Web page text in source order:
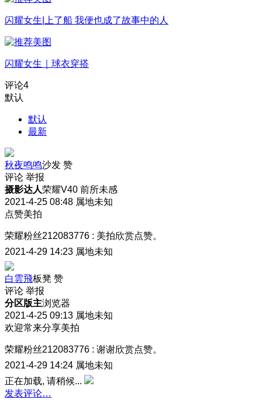
闪耀女生|上了船 我便也成了故事中的人
闪耀女生｜球衣穿搭
评论4
默认
默认
最新
秋夜鸣鸣沙发 赞
评论 举报
摄影达人荣耀V40 前所未感
2021-4-25 08:48 属地未知
点赞美拍
荣耀粉丝212083776 : 美拍欣赏点赞。
2021-4-29 14:23 属地未知
白雲飛板凳 赞
评论 举报
分区版主浏览器
2021-4-25 09:13 属地未知
欢迎常来分享美拍
荣耀粉丝212083776 : 谢谢欣赏点赞。
2021-4-29 14:24 属地未知
正在加载, 请稍候...
发表评论…